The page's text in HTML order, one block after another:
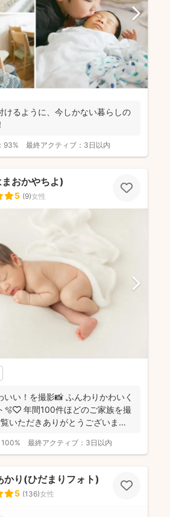
けるように、今しかない暮らしの
93% 最終アクティブ： 3日以内
おかやちよ)
5 (9)女性
いい！を撮影📸 ふんわりかわいく
🫧🤍 年間100件ほどのご家族を撮
いただきありがとうございま
100% 最終アクティブ： 3日以内
かり(ひだまりフォト)
5 (136)女性